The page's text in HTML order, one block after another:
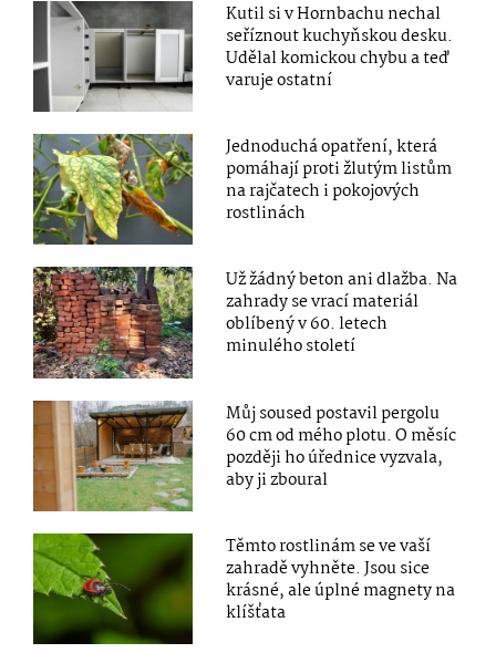
Kutil si v Hornbachu nechal
seříznout kuchyňskou desku.
Udělal komickou chybu a teď
varuje ostatní
Jednoduchá opatření, která
pomáhají proti žlutým listům
na rajčatech i pokojových
rostlinách
Už žádný beton ani dlažba. Na
zahrady se vrací materiál
oblíbený v 60. letech
minulého století
Můj soused postavil pergolu
60 cm od mého plotu. O měsíc
později ho úřednice vyzvala,
aby ji zboural
Těmto rostlinám se ve vaší
zahradě vyhněte. Jsou sice
krásné, ale úplné magnety na
klíšťata